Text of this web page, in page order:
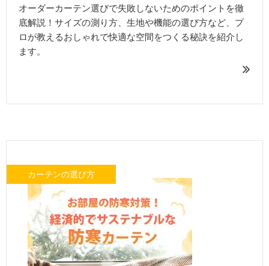
オーダーカーテン選びで失敗しないためのポイントを徹
底解説！サイズの測り方、生地や機能の選び方など、プ
ロが教えるおしゃれで快適な空間をつくる秘訣を紹介し
ます。
カーテンの選び方